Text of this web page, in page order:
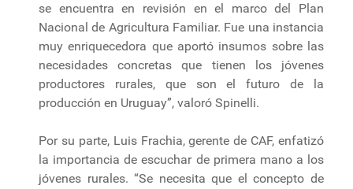
se encuentra en revisión en el marco del Plan
Nacional de Agricultura Familiar. Fue una instancia
muy enriquecedora que aportó insumos sobre las
necesidades concretas que tienen los jóvenes
productores rurales, que son el futuro de la
producción en Uruguay”, valoró Spinelli.
Por su parte, Luis Frachia, gerente de CAF, enfatizó
la importancia de escuchar de primera mano a los
jóvenes rurales. “Se necesita que el concepto de